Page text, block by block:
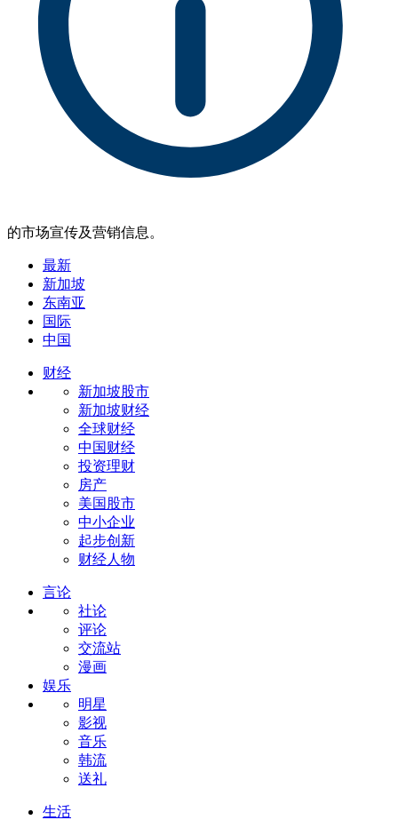
的市场宣传及营销信息。
最新
新加坡
东南亚
国际
中国
财经
新加坡股市
新加坡财经
全球财经
中国财经
投资理财
房产
美国股市
中小企业
起步创新
财经人物
言论
社论
评论
交流站
漫画
娱乐
明星
影视
音乐
韩流
送礼
生活